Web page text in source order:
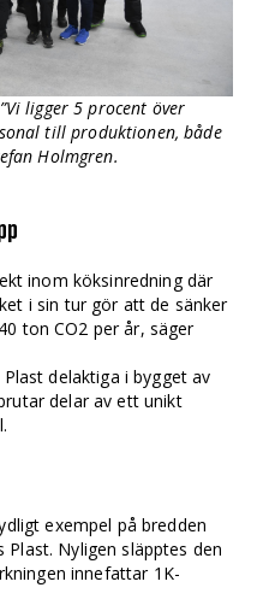
ligger 5 procent över
till produktionen, både
Holmgren.
inom köksinredning där
i sin tur gör att de sänker
ton CO2 per år, säger
delaktiga i bygget av
delar av ett unikt
exempel på bredden
Nyligen släpptes den
innefattar 1K-